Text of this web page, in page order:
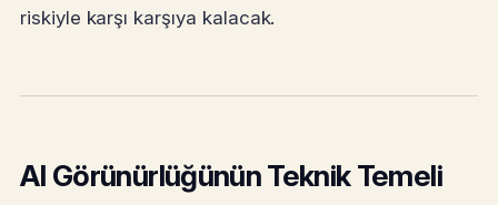
riskiyle karşı karşıya kalacak.
AI Görünürlüğünün Teknik Temeli